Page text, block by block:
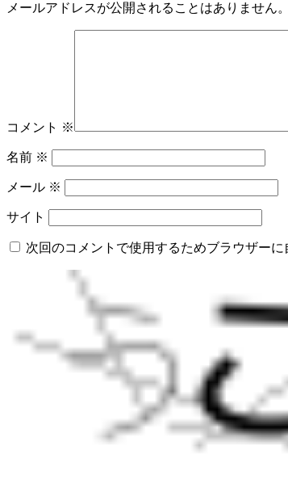
メールアドレスが公開されることはありません。
コメント ※
名前 ※
メール ※
サイト
次回のコメントで使用するためブラウザー